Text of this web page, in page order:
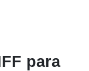
para